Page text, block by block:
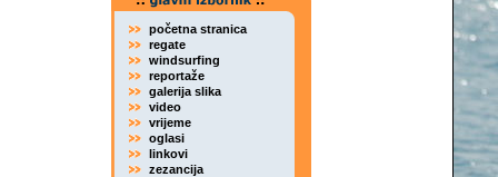
početna stranica
regate
windsurfing
reportaže
galerija slika
video
vrijeme
oglasi
linkovi
zezancija